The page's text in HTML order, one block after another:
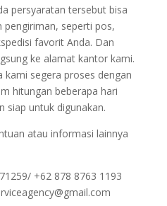
persyaratan tersebut bisa
pengiriman, seperti pos,
favorit Anda. Dan
ke alamat kantor kami.
kami segera proses dengan
hitungan beberapa hari
siap untuk digunakan.
atau informasi lainnya
+62 878 8763 1193